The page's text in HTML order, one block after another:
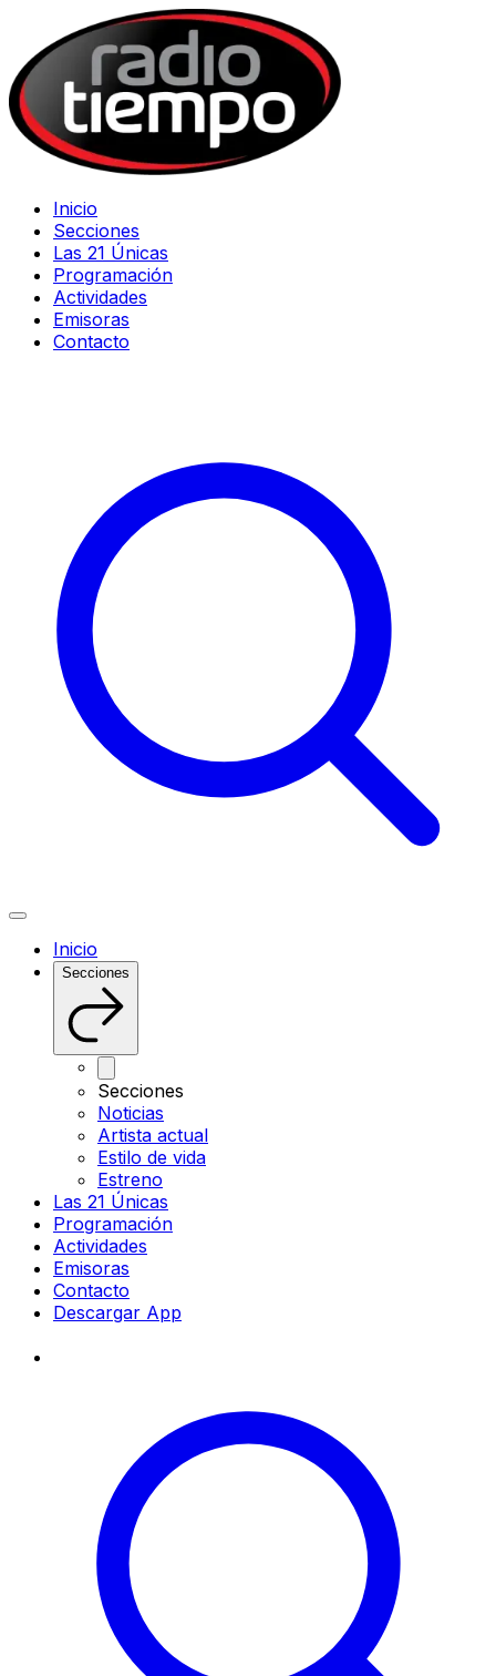
Inicio
Secciones
Las 21 Únicas
Programación
Actividades
Emisoras
Contacto
Inicio
Secciones
Secciones
Noticias
Artista actual
Estilo de vida
Estreno
Las 21 Únicas
Programación
Actividades
Emisoras
Contacto
Descargar App